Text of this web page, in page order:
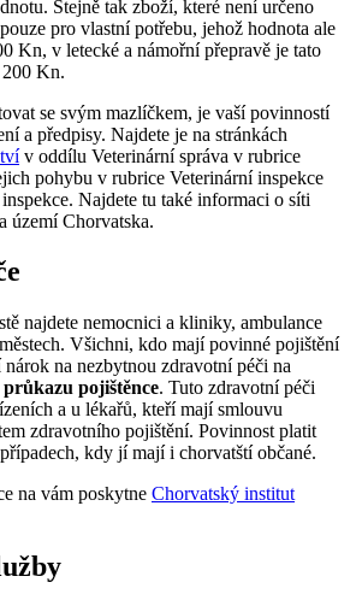
Stejně tak zboží, které není určeno
pro vlastní potřebu, jehož hodnota ale
Kn, v letecké a námořní přepravě je tato
200 Kn.
se svým mazlíčkem, je vaší povinností
a předpisy. Najdete je na stránkách
v oddílu Veterinární správa v rubrice
pohybu v rubrice Veterinární inspekce
Najdete tu také informaci o síti
území Chorvatska.
najdete nemocnici a kliniky, ambulance
Všichni, kdo mají povinné pojištění
na nezbytnou zdravotní péči na
pojištěnce. Tuto zdravotní péči
a u lékařů, kteří mají smlouvu
zdravotního pojištění. Povinnost platit
kdy jí mají i chorvatští občané.
na vám poskytne Chorvatský institut